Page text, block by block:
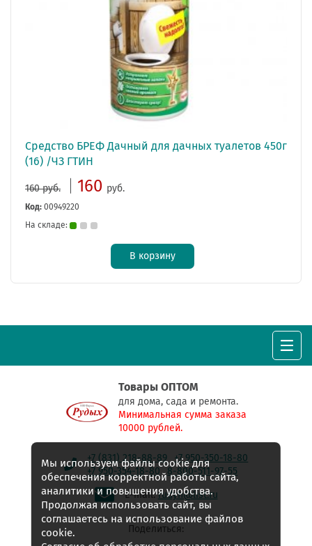
Средство БРЕФ Дачный для дачных туалетов 450г
(16) /ЧЗ ГТИН
160 руб. 160 руб.
Код: 00949220
На складе:
В корзину
Товары ОПТОМ
для дома, сада и ремонта.
Минимальная сумма заказа
10000 рублей.
+7 (831) 218-88-89
+7 950-350-18-80
+7 950-354-18-80
8-800-511-97-55
E-mail:rudyh@list.ru
Поделиться:
Мы используем файлы cookie для
обеспечения корректной работы сайта,
аналитики и повышения удобства.
Продолжая использовать сайт, вы
соглашаетесь на использование файлов
cookie.